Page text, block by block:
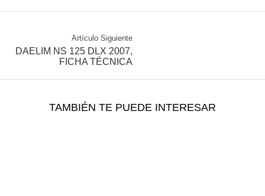
Artículo Siguiente
DAELIM NS 125 DLX 2007,
FICHA TÉCNICA
TAMBIÉN TE PUEDE INTERESAR